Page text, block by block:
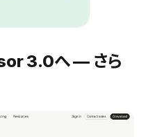
3.0へ — さら